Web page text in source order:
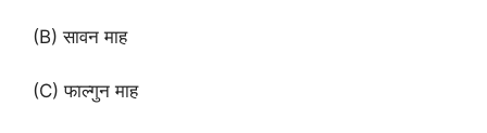
(B) सावन माह
(C) फाल्गुन माह